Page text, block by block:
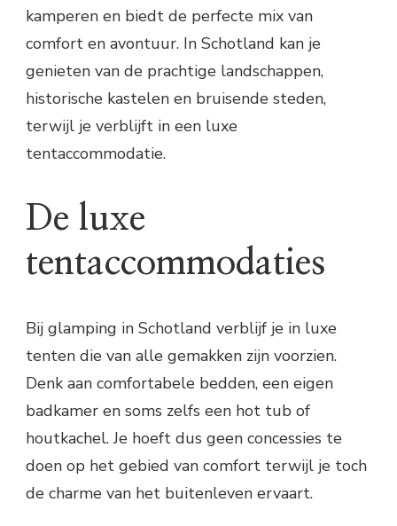
kamperen en biedt de perfecte mix van
comfort en avontuur. In Schotland kan je
genieten van de prachtige landschappen,
historische kastelen en bruisende steden,
terwijl je verblijft in een luxe
tentaccommodatie.
De luxe
tentaccommodaties
Bij glamping in Schotland verblijf je in luxe
tenten die van alle gemakken zijn voorzien.
Denk aan comfortabele bedden, een eigen
badkamer en soms zelfs een hot tub of
houtkachel. Je hoeft dus geen concessies te
doen op het gebied van comfort terwijl je toch
de charme van het buitenleven ervaart.